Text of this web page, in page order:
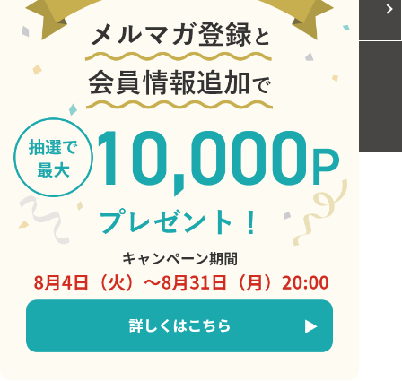
Cookieポリシー ご利用規約
お問い合わせ
Copyright © Central Japan Railway Company. All Rights Reserved.